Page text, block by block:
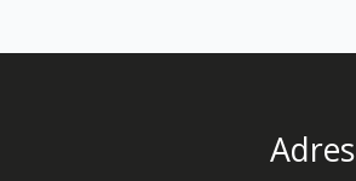
Adres